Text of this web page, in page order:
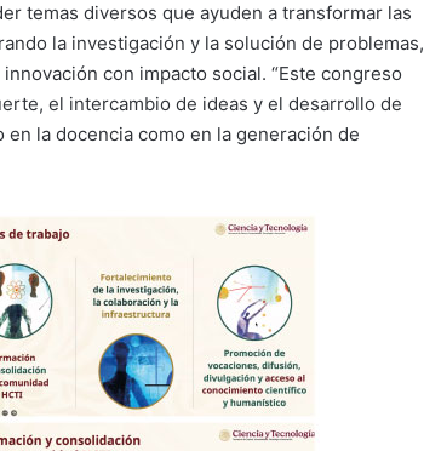
temas diversos que ayuden a transformar las
la investigación y la solución de problemas,
con impacto social. “Este congreso
el intercambio de ideas y el desarrollo de
la docencia como en la generación de